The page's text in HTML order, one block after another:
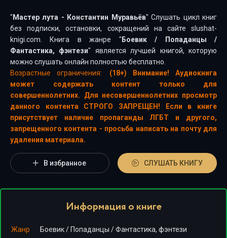
" Мастер лута - Константин Муравьёв" Слушать цикл книг
без подписки, остановки, сокращений на сайте slushat-
knigi.com. Книга в жанре " Боевик/ Попаданцы /
Фантастика, фэнтези" является лучшей книгой, которую
можно слушать онлайн полностью бесплатно.
Возрастные ограничения:
(18+) Внимание! Аудиокнига
может содержать контент только для
совершеннолетних. Для несовершеннолетних просмотр
данного контента СТРОГО ЗАПРЕЩЕН! Если в книге
присутствует наличие пропаганды ЛГБТ и другого,
запрещенного контента - просьба написать на почту для
удаления материала.
В избранное СЛУШАТЬ КНИГУ
Информация о книге
Жанр Боевик/ Попаданцы /Фантастика, фэнтези